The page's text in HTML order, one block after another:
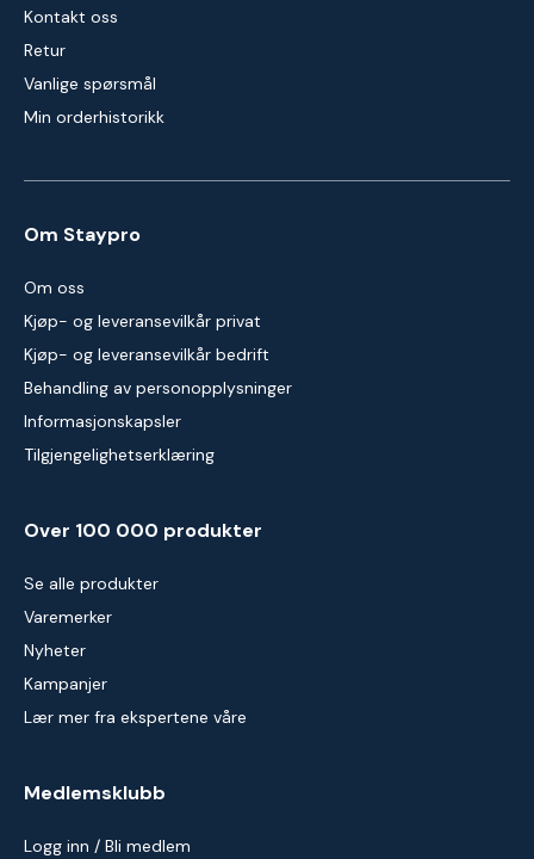
Kontakt oss
Retur
Vanlige spørsmål
Min orderhistorikk
Om Staypro
Om oss
Kjøp- og leveransevilkår privat
Kjøp- og leveransevilkår bedrift
Behandling av personopplysninger
Informasjonskapsler
Tilgjengelighetserklæring
Over 100 000 produkter
Se alle produkter
Varemerker
Nyheter
Kampanjer
Lær mer fra ekspertene våre
Medlemsklubb
Logg inn / Bli medlem